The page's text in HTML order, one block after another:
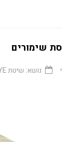
שימורים
נושא: שיטת NYE